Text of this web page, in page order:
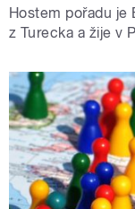
Hostem pořadu je
z Turecka a žije v